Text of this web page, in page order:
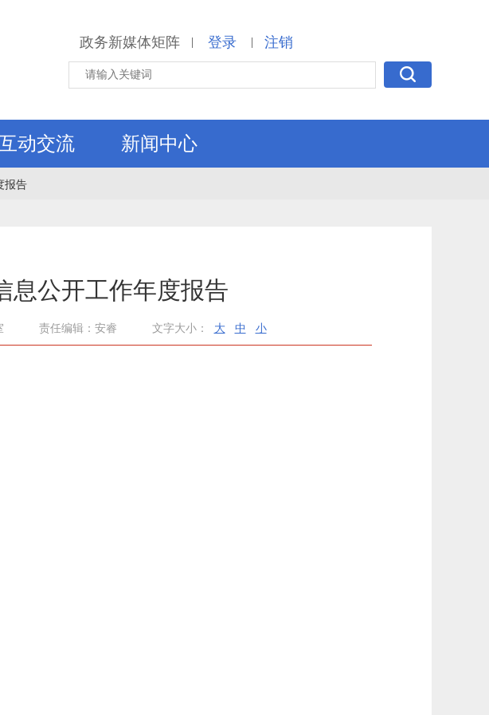
政务新媒体矩阵 | 登录 | 注销
动交流 新闻中心
报告
息公开工作年度报告
责任编辑：安睿 文字大小： 大 中 小